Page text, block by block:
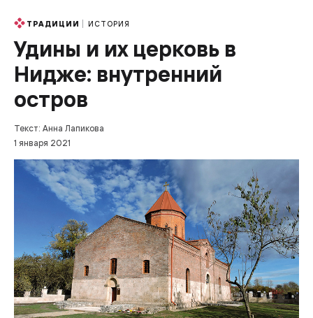
ТРАДИЦИИ ИСТОРИЯ
Удины и их церковь в
Нидже: внутренний
остров
Текст: Анна Лапикова
1 января 2021